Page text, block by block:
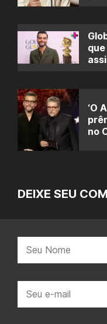
‘O
no
DEIXE SEU
mail: